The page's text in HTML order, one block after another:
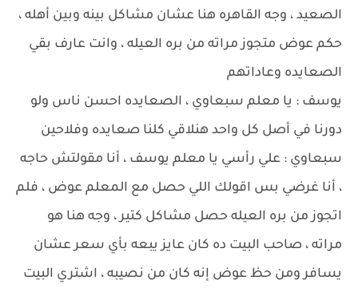
الصعيد ، وجه القاهره هنا عشان مشاكل بينه وبين أهله ،
حكم عوض متجوز مراته من بره العيله ، وانت عارف بقي
الصعايده وعاداتهم
يوسف : يا معلم سبعاوي ، الصعايده احسن ناس ولو
دورنا في أصل كل واحد هنلاقي كلنا صعايده وفلاحين
سبعاوي : علي رأسي يا معلم يوسف ، أنا مقولتش حاجه
، أنا غرضي بس اقولك اللي حصل مع المعلم عوض ، فلم
اتجوز من بره العيله حصل مشاكل كتير ، وجه هنا هو
مراته ، صاحب البيت ده كان عايز يبعه بأي سعر عشان
يسافر ومن حظ عوض إنه كان من نصيبه ، اشتري البيت